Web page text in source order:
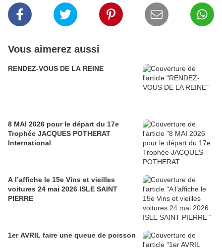
Vous aimerez aussi
RENDEZ-VOUS DE LA REINE
8 MAI 2026 pour le départ du 17e
Trophée JACQUES POTHERAT
International
A l’affiche le 15e Vins et vieilles
voitures 24 mai 2026 ISLE SAINT
PIERRE
1er AVRIL faire une queue de poisson